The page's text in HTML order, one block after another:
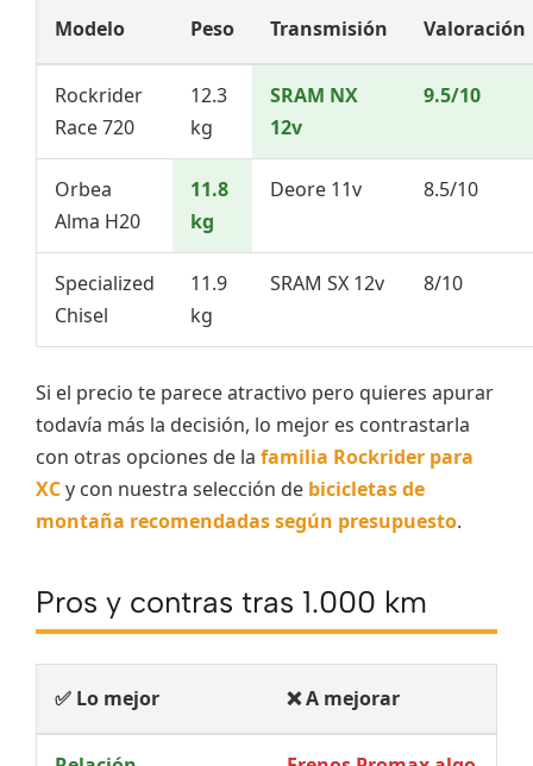
Modelo Peso Transmisión Valoración
Rockrider
Race 720
12.3
kg
SRAM NX
12v
9.5/10
Orbea
Alma H20
11.8
kg
Deore 11v 8.5/10
Specialized
Chisel
11.9
kg
SRAM SX 12v 8/10
Si el precio te parece atractivo pero quieres apurar
todavía más la decisión, lo mejor es contrastarla
con otras opciones de la familia Rockrider para
XCy con nuestra selección de bicicletas de
montaña recomendadas según presupuesto.
Pros y contras tras 1.000 km
✅ Lo mejor ❌ A mejorar